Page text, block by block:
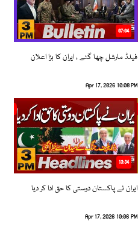
07:04
فیلڈ مارشل چھا گئے ، ایران کا بڑا اعلان
Apr 17, 2026 10:08 PM
13:34
ایران نے پاکستان دوستی کا حق ادا کر دیا
Apr 17, 2026 10:06 PM